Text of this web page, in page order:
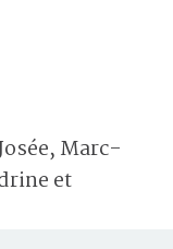
Marc-
et